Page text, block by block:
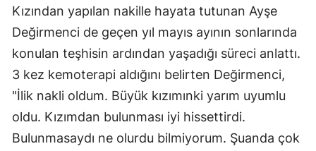
Kızından yapılan nakille hayata tutunan Ayşe
Değirmenci de geçen yıl mayıs ayının sonlarında
konulan teşhisin ardından yaşadığı süreci anlattı.
3 kez kemoterapi aldığını belirten Değirmenci,
"İlik nakli oldum. Büyük kızımınki yarım uyumlu
oldu. Kızımdan bulunması iyi hissettirdi.
Bulunmasaydı ne olurdu bilmiyorum. Şuanda çok